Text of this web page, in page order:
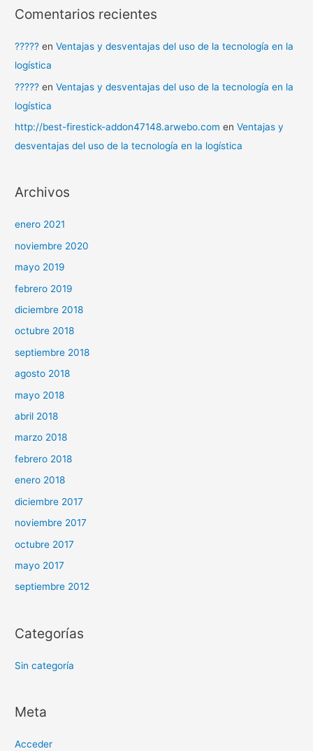
Comentarios recientes
????? enVentajas y desventajas del uso de la tecnología en la
logística
????? enVentajas y desventajas del uso de la tecnología en la
logística
http://best-firestick-addon47148.arwebo.com enVentajas y
desventajas del uso de la tecnología en la logística
Archivos
enero 2021
noviembre 2020
mayo 2019
febrero 2019
diciembre 2018
octubre 2018
septiembre 2018
agosto 2018
mayo 2018
abril 2018
marzo 2018
febrero 2018
enero 2018
diciembre 2017
noviembre 2017
octubre 2017
mayo 2017
septiembre 2012
Categorías
Sin categoría
Meta
Acceder